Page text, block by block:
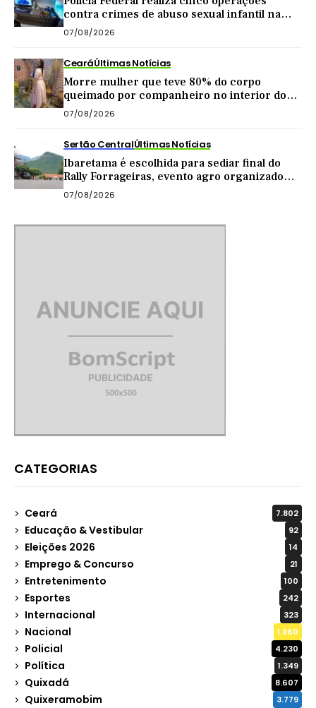
contra crimes de abuso sexual infantil na
internet
07/08/2026
CearáÚltimas Notícias
Morre mulher que teve 80% do corpo
queimado por companheiro no interior do
Ceará
07/08/2026
Sertão CentralÚltimas Notícias
Ibaretama é escolhida para sediar final do
Rally Forrageiras, evento agro organizado
pela CNA
07/08/2026
CATEGORIAS
Ceará 7.802
Educação & Vestibular 92
Eleições 2026 14
Emprego & Concurso 21
Entretenimento 100
Esportes 242
Internacional 323
Nacional 1.960
Policial 4.230
Política 1.349
Quixadá 8.607
Quixeramobim 3.779